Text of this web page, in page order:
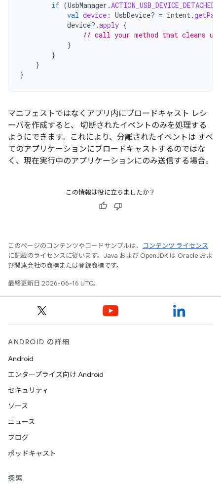
if (UsbManager .ACTION_USB_DEVICE_DETACHED
val device : UsbDevice? = intent.
device?.apply {
// call your method that cleans up
}
}
}
}
マニフェストではなくアプリ内にブロードキャスト レシ
ーバを作成すると、 切断されたイベントのみを処理する
ようにできます。これにより、分離されたイベントは すべ
てのアプリケーションにブロードキャストするのではな
く、現在実行中のアプリケーションにのみ送信する場合。
この情報は役に立ちましたか？
このページのコンテンツやコードサンプルは、
コンテンツ ライセンス
に記載のライセンスに従います。Java および OpenJDK は Oracle およ
び関連会社の商標または登録商標です。
最終更新日 2026-06-16 UTC。
ANDROID の詳細
Android
エンタープライズ向け Android
セキュリティ
ソース
ニュース
ブログ
ポッドキャスト
探索